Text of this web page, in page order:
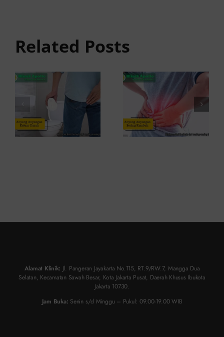
Related Posts
Darah:
Penyebab
dan Kapan
ke Dokter
Kambuh
dan Cara
Atasinya
Alamat Klinik: Jl. Pangeran Jayakarta No.115, RT.9/RW.7, Mangga Dua
Selatan, Kecamatan Sawah Besar, Kota Jakarta Pusat, Daerah Khusus Ibukota
Jakarta 10730.
Jam Buka: Senin s/d Minggu – Pukul: 09.00-19.00 WIB